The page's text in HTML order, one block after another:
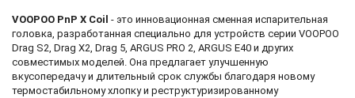
VOOPOO PnP X Coil - это инновационная сменная испарительная
головка, разработанная специально для устройств серии VOOPOO
Drag S2, Drag X2, Drag 5, ARGUS PRO 2, ARGUS E40 и других
совместимых моделей. Она предлагает улучшенную
вкусопередачу и длительный срок службы благодаря новому
термостабильному хлопку и реструктуризированному